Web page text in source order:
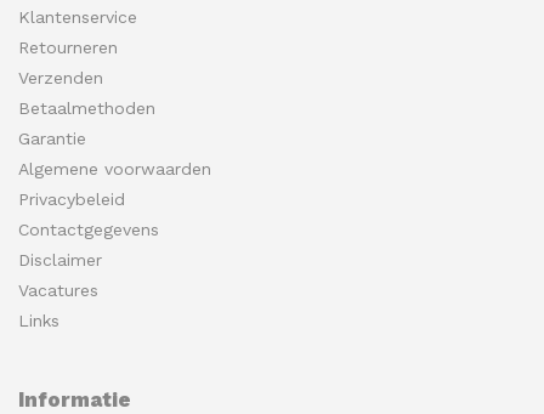
Klantenservice
Retourneren
Verzenden
Betaalmethoden
Garantie
Algemene voorwaarden
Privacybeleid
Contactgegevens
Disclaimer
Vacatures
Links
Informatie